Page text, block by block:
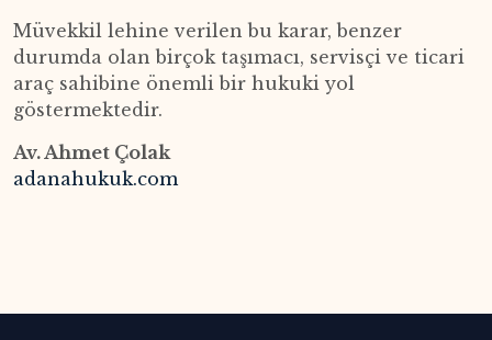
Müvekkil lehine verilen bu karar, benzer
durumda olan birçok taşımacı, servisçi ve ticari
araç sahibine önemli bir hukuki yol
göstermektedir.
Av. Ahmet Çolak
adanahukuk.com